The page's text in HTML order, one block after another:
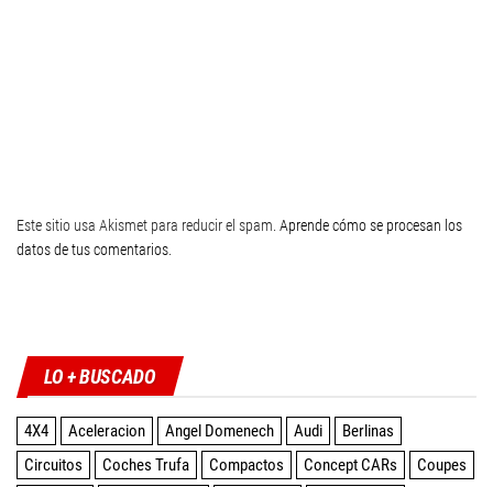
Este sitio usa Akismet para reducir el spam. Aprende cómo se procesan los
datos de tus comentarios
LO + BUSCADO
4X4 Aceleracion Angel Domenech Audi
Berlinas
Circuitos
Coches Trufa Compactos Concept CARs
Coupes